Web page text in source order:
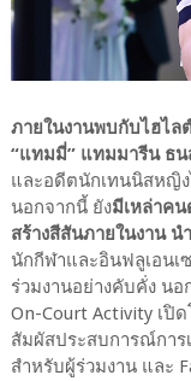
ภายในงานพบกับไฮไล
“แทมมี่” แทมมารีน ธ
และอดีตนักเทนนิสหญิ
นอกจากนี้ ยังมีเหล่าค
สร้างสีสันภายในงาน
นักกีฬาและอินฟลูเอนเ
ร่วมงานอย่างคับคั่ง น
On-Court Activity เปิ
สัมผัสประสบการณ์การ
สำหรับผู้ร่วมงาน และ